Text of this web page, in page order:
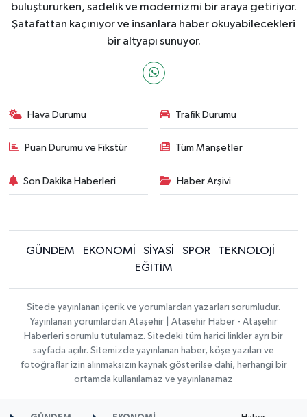
buluştururken, sadelik ve modernizmi bir araya getiriyor.
Şatafattan kaçınıyor ve insanlara haber okuyabilecekleri
bir altyapı sunuyor.
Hava Durumu Trafik Durumu
Puan Durumu ve Fikstür Tüm Manşetler
Son Dakika Haberleri Haber Arşivi
GÜNDEM EKONOMİ SİYASİ SPOR
TEKNOLOJİ
EĞİTİM
Sitede yayınlanan içerik ve yorumlardan yazarları sorumludur.
Yayınlanan yorumlardan Ataşehir | Ataşehir Haber - Ataşehir
Haberleri sorumlu tutulamaz. Sitedeki tüm harici linkler ayrı bir
sayfada açılır. Sitemizde yayınlanan haber, köşe yazıları ve
fotoğraflar izin alınmaksızın kaynak gösterilse dahi, herhangi bir
ortamda kullanılamaz ve yayınlanamaz